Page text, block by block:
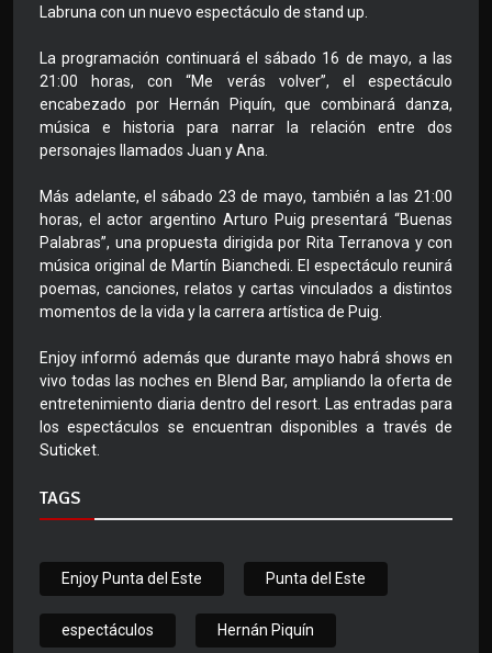
Labruna con un nuevo espectáculo de stand up.
La programación continuará el sábado 16 de mayo, a las
21:00 horas, con “Me verás volver”, el espectáculo
encabezado por Hernán Piquín, que combinará danza,
música e historia para narrar la relación entre dos
personajes llamados Juan y Ana.
Más adelante, el sábado 23 de mayo, también a las 21:00
horas, el actor argentino Arturo Puig presentará “Buenas
Palabras”, una propuesta dirigida por Rita Terranova y con
música original de Martín Bianchedi. El espectáculo reunirá
poemas, canciones, relatos y cartas vinculados a distintos
momentos de la vida y la carrera artística de Puig.
Enjoy informó además que durante mayo habrá shows en
vivo todas las noches en Blend Bar, ampliando la oferta de
entretenimiento diaria dentro del resort. Las entradas para
los espectáculos se encuentran disponibles a través de
Suticket.
TAGS
Enjoy Punta del Este Punta del Este
espectáculos Hernán Piquín